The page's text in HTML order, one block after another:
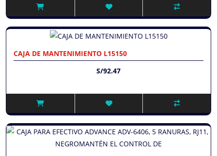
CAJA DE MANTENIMIENTO L15150
S/92.47